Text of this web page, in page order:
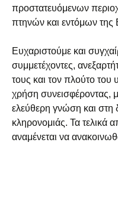
προστατευόμενων
πτηνών και εντόμων της
Ευχαριστούμε και
συμμετέχοντες,
τους και τον πλούτο
χρήση συνεισφέροντας,
ελεύθερη γνώση και στη
κληρονομιάς. Τα τελικά
αναμένεται να